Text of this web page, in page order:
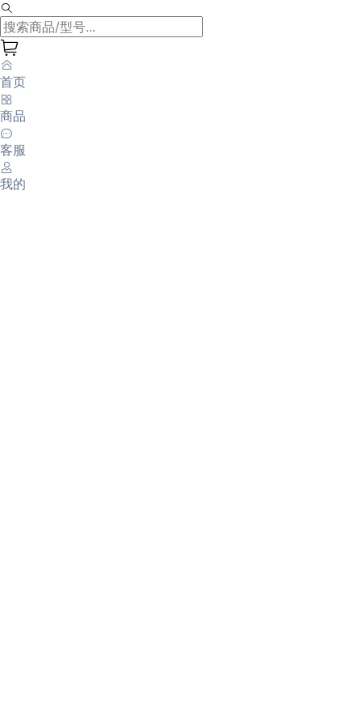
首页
商品
客服
我的